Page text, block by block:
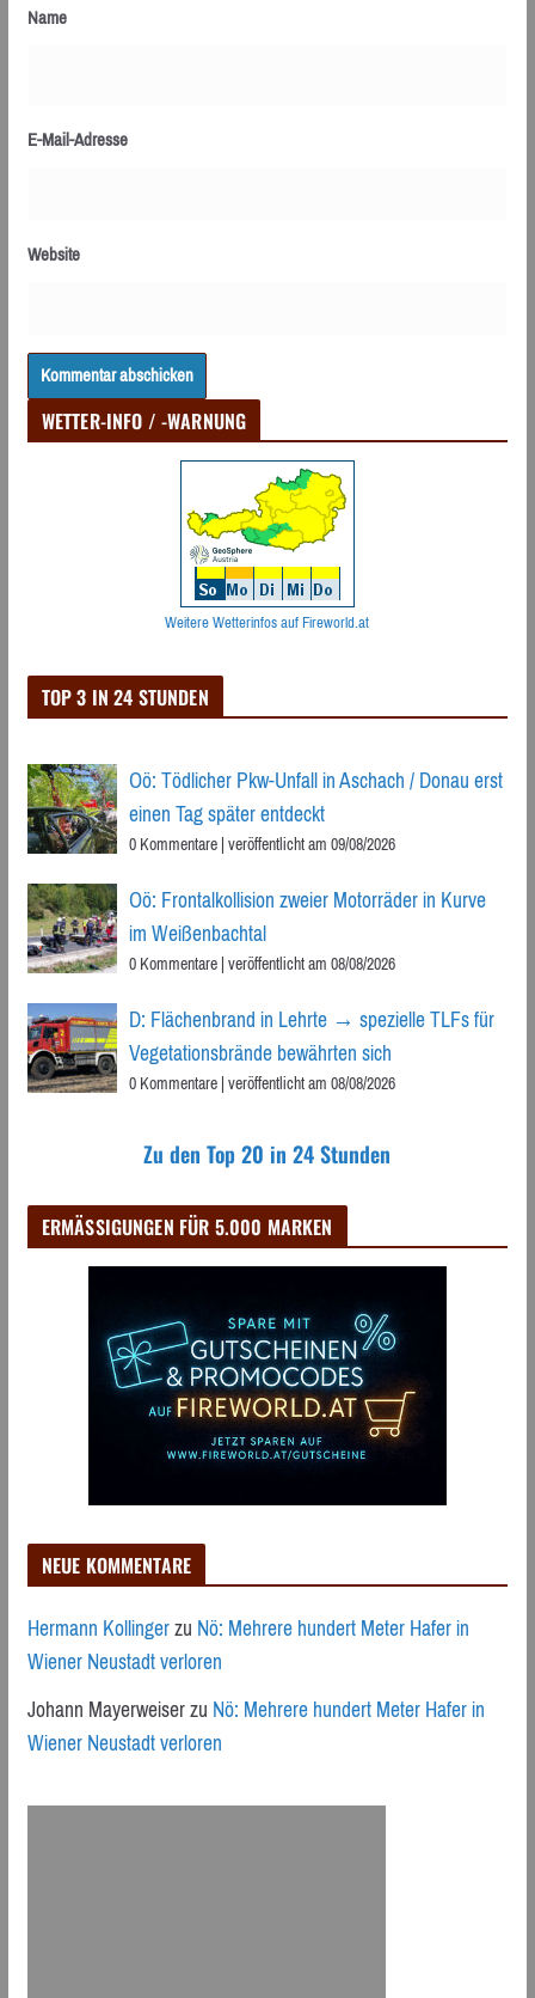
Name
E-Mail-Adresse
Website
WETTER-INFO / -WARNUNG
Weitere Wetterinfos auf Fireworld.at
TOP 3 IN 24 STUNDEN
Oö: Tödlicher Pkw-Unfall in Aschach / Donau erst
einen Tag später entdeckt
0 Kommentare|veröffentlicht am 09/08/2026
Oö: Frontalkollision zweier Motorräder in Kurve
im Weißenbachtal
0 Kommentare|veröffentlicht am 08/08/2026
D: Flächenbrand in Lehrte → spezielle TLFs für
Vegetationsbrände bewährten sich
0 Kommentare|veröffentlicht am 08/08/2026
Zu den Top 20 in 24 Stunden
ERMÄSSIGUNGEN FÜR 5.000 MARKEN
NEUE KOMMENTARE
Hermann KollingerzuNö: Mehrere hundert Meter Hafer in
Wiener Neustadt verloren
Johann MayerweiserzuNö: Mehrere hundert Meter Hafer in
Wiener Neustadt verloren